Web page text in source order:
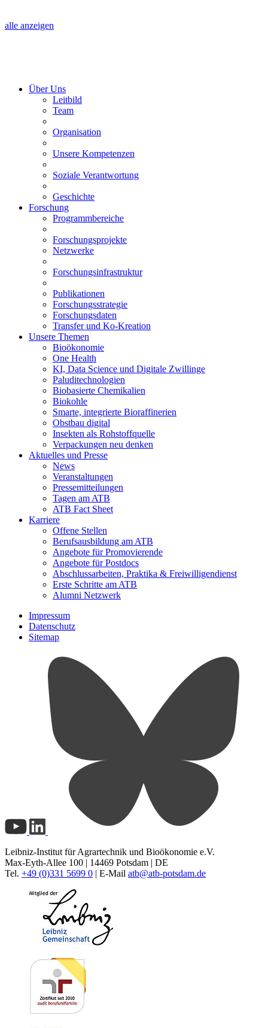
alle anzeigen
Über Uns
Leitbild
Team
Organisation
Unsere Kompetenzen
Soziale Verantwortung
Geschichte
Forschung
Programmbereiche
Forschungsprojekte
Netzwerke
Forschungsinfrastruktur
Publikationen
Forschungsstrategie
Forschungsdaten
Transfer und Ko-Kreation
Unsere Themen
Bioökonomie
One Health
KI, Data Science und Digitale Zwillinge
Paluditechnologien
Biobasierte Chemikalien
Biokohle
Smarte, integrierte Bioraffinerien
Obstbau digital
Insekten als Rohstoffquelle
Verpackungen neu denken
Aktuelles und Presse
News
Veranstaltungen
Pressemitteilungen
Tagen am ATB
ATB Fact Sheet
Karriere
Offene Stellen
Berufsausbildung am ATB
Angebote für Promovierende
Angebote für Postdocs
Abschlussarbeiten, Praktika & Freiwilligendienst
Erste Schritte am ATB
Alumni Netzwerk
Impressum
Datenschutz
Sitemap
Leibniz-Institut für Agrartechnik und Bioökonomie e.V.
Max-Eyth-Allee 100 | 14469 Potsdam | DE
Tel. +49 (0)331 5699 0 | E-Mail atb@atb-potsdam.de